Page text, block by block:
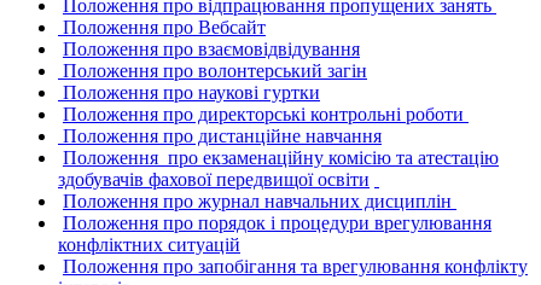
Положення про вiдпрацювання пропущених занять
Положення про Вебсайт
Положення про взаємовiдвiдування
Положення про волонтерський загін
Положення про наукові гуртки
Положення про директорськi контрольнi роботи
Положення про дистанцiйне навчання
Положення про екзаменаційну комісію та атестацію
здобувачів фахової передвищої освіти
Положення про журнал навчальних дисциплiн
Положення про порядок і процедури врегулювання
конфліктних ситуацій
Положення про запобiгання та врегулювання конфлiкту